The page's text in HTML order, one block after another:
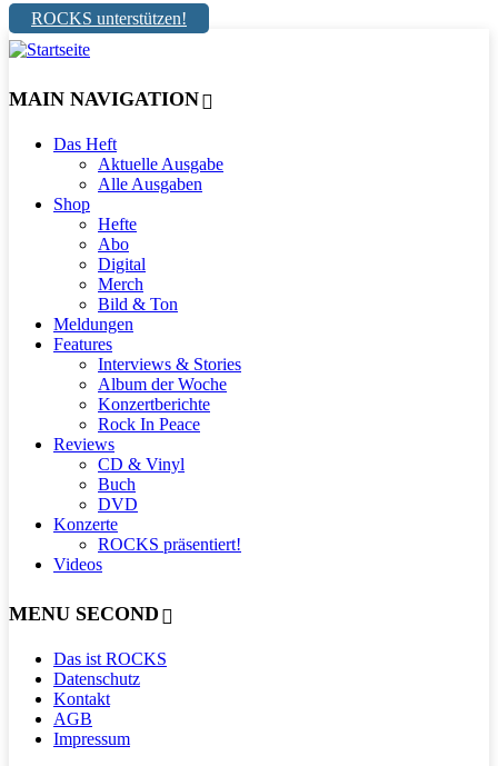
ROCKS unterstützen!
MAIN NAVIGATION
Das Heft
Aktuelle Ausgabe
Alle Ausgaben
Shop
Hefte
Abo
Digital
Merch
Bild & Ton
Meldungen
Features
Interviews & Stories
Album der Woche
Konzertberichte
Rock In Peace
Reviews
CD & Vinyl
Buch
DVD
Konzerte
ROCKS präsentiert!
Videos
MENU SECOND
Das ist ROCKS
Datenschutz
Kontakt
AGB
Impressum